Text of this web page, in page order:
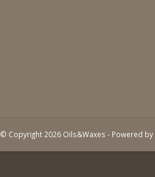
© Copyright 2026 Oils&Waxes - Powered by